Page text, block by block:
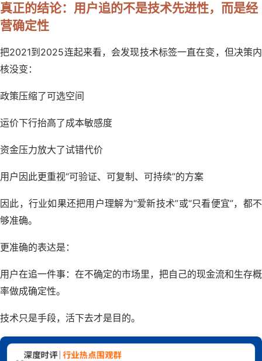
真正的结论：用户追的不是技术先进性，而是经
营确定性
把2021到2025连起来看，会发现技术标签一直在变，但决策内
核没变：
政策压缩了可选空间
运价下行抬高了成本敏感度
资金压力放大了试错代价
用户因此更重视“可验证、可复制、可持续”的方案
因此，行业如果还把用户理解为“爱新技术”或“只看便宜”，都不
够准确。
更准确的表达是：
用户在追一件事：在不确定的市场里，把自己的现金流和生存概
率做成确定性。
技术只是手段，活下去才是目的。